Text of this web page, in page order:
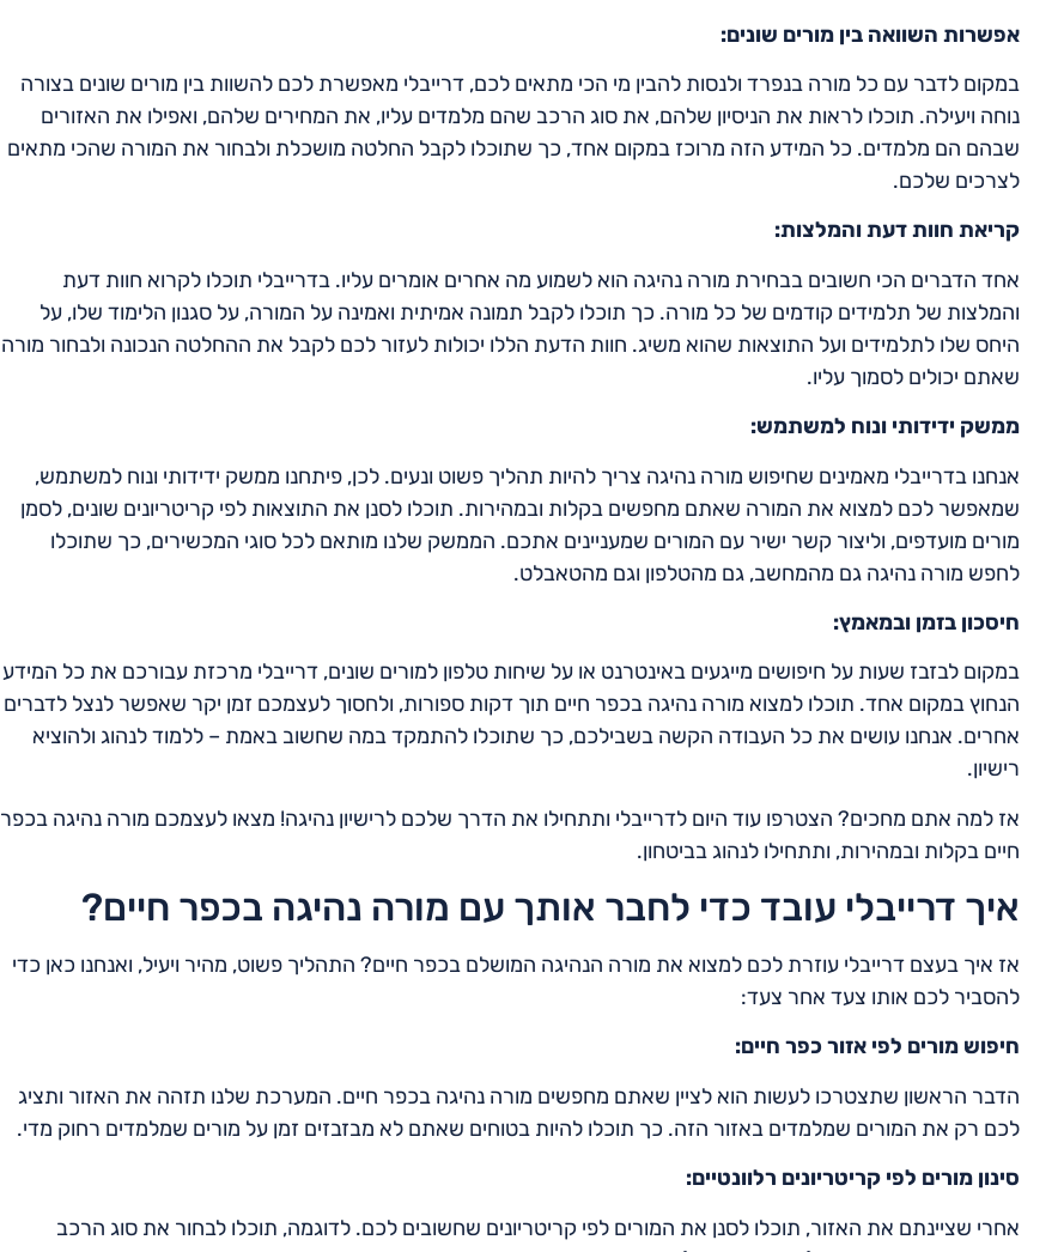
אפשרות השוואה בין מורים שונים:
במקום לדבר עם כל מורה בנפרד ולנסות להבין מי הכי מתאים לכם, דרייבלי מאפשרת לכם להשוות בין מורים שונים בצורה
נוחה ויעילה. תוכלו לראות את הניסיון שלהם, את סוג הרכב שהם מלמדים עליו, את המחירים שלהם, ואפילו את האזורים
שבהם הם מלמדים. כל המידע הזה מרוכז במקום אחד, כך שתוכלו לקבל החלטה מושכלת ולבחור את המורה שהכי מתאים
לצרכים שלכם.
קריאת חוות דעת והמלצות:
אחד הדברים הכי חשובים בבחירת מורה נהיגה הוא לשמוע מה אחרים אומרים עליו. בדרייבלי תוכלו לקרוא חוות דעת
והמלצות של תלמידים קודמים של כל מורה. כך תוכלו לקבל תמונה אמיתית ואמינה על המורה, על סגנון הלימוד שלו, על
היחס שלו לתלמידים ועל התוצאות שהוא משיג. חוות הדעת הללו יכולות לעזור לכם לקבל את ההחלטה הנכונה ולבחור מורה
שאתם יכולים לסמוך עליו.
ממשק ידידותי ונוח למשתמש:
אנחנו בדרייבלי מאמינים שחיפוש מורה נהיגה צריך להיות תהליך פשוט ונעים. לכן, פיתחנו ממשק ידידותי ונוח למשתמש,
שמאפשר לכם למצוא את המורה שאתם מחפשים בקלות ובמהירות. תוכלו לסנן את התוצאות לפי קריטריונים שונים, לסמן
מורים מועדפים, וליצור קשר ישיר עם המורים שמעניינים אתכם. הממשק שלנו מותאם לכל סוגי המכשירים, כך שתוכלו
לחפש מורה נהיגה גם מהמחשב, גם מהטלפון וגם מהטאבלט.
חיסכון בזמן ובמאמץ:
במקום לבזבז שעות על חיפושים מייגעים באינטרנט או על שיחות טלפון למורים שונים, דרייבלי מרכזת עבורכם את כל המידע
הנחוץ במקום אחד. תוכלו למצוא מורה נהיגה בכפר חיים תוך דקות ספורות, ולחסוך לעצמכם זמן יקר שאפשר לנצל לדברים
אחרים. אנחנו עושים את כל העבודה הקשה בשבילכם, כך שתוכלו להתמקד במה שחשוב באמת – ללמוד לנהוג ולהוציא
רישיון.
אז למה אתם מחכים? הצטרפו עוד היום לדרייבלי ותתחילו את הדרך שלכם לרישיון נהיגה! מצאו לעצמכם מורה נהיגה בכפר
חיים בקלות ובמהירות, ותתחילו לנהוג בביטחון.
איך דרייבלי עובד כדי לחבר אותך עם מורה נהיגה בכפר חיים?
אז איך בעצם דרייבלי עוזרת לכם למצוא את מורה הנהיגה המושלם בכפר חיים? התהליך פשוט, מהיר ויעיל, ואנחנו כאן כדי
להסביר לכם אותו צעד אחר צעד:
חיפוש מורים לפי אזור כפר חיים:
הדבר הראשון שתצטרכו לעשות הוא לציין שאתם מחפשים מורה נהיגה בכפר חיים. המערכת שלנו תזהה את האזור ותציג
לכם רק את המורים שמלמדים באזור הזה. כך תוכלו להיות בטוחים שאתם לא מבזבזים זמן על מורים שמלמדים רחוק מדי.
סינון מורים לפי קריטריונים רלוונטיים:
אחרי שציינתם את האזור, תוכלו לסנן את המורים לפי קריטריונים שחשובים לכם. לדוגמה, תוכלו לבחור את סוג הרכב